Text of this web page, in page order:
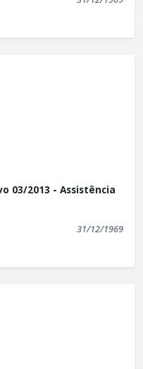
03/2013 - Assistência
31/12/1969